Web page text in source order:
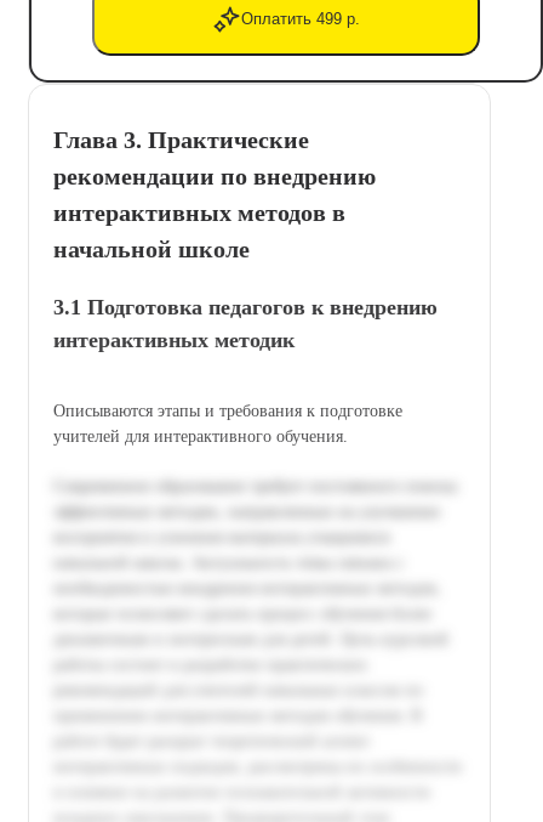
Оплатить 499 р.
Глава 3. Практические
рекомендации по внедрению
интерактивных методов в
начальной школе
3.1 Подготовка педагогов к внедрению
интерактивных методик
Описываются этапы и требования к подготовке
учителей для интерактивного обучения.